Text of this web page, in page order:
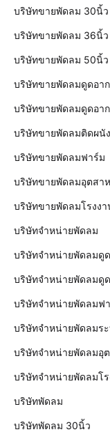
บริษัทขายพัดลม 30นิ้ว
บริษัทขายพัดลม 36นิ้ว
บริษัทขายพัดลม 50นิ้ว
บริษัทขายพัดลมดูดอา
บริษัทขายพัดลมดูดอา
บริษัทขายพัดลมติดผนัง
บริษัทขายพัดลมฟาร์ม
บริษัทขายพัดลมอุตสา
บริษัทขายพัดลมโรงง
บริษัทจำหน่ายพัดลม
บริษัทจำหน่ายพัดลมดู
บริษัทจำหน่ายพัดลมดู
บริษัทจำหน่ายพัดลมฟ
บริษัทจำหน่ายพัดลมร
บริษัทจำหน่ายพัดลมอุ
บริษัทจำหน่ายพัดลมโ
บริษัทพัดลม
บริษัทพัดลม 30นิ้ว